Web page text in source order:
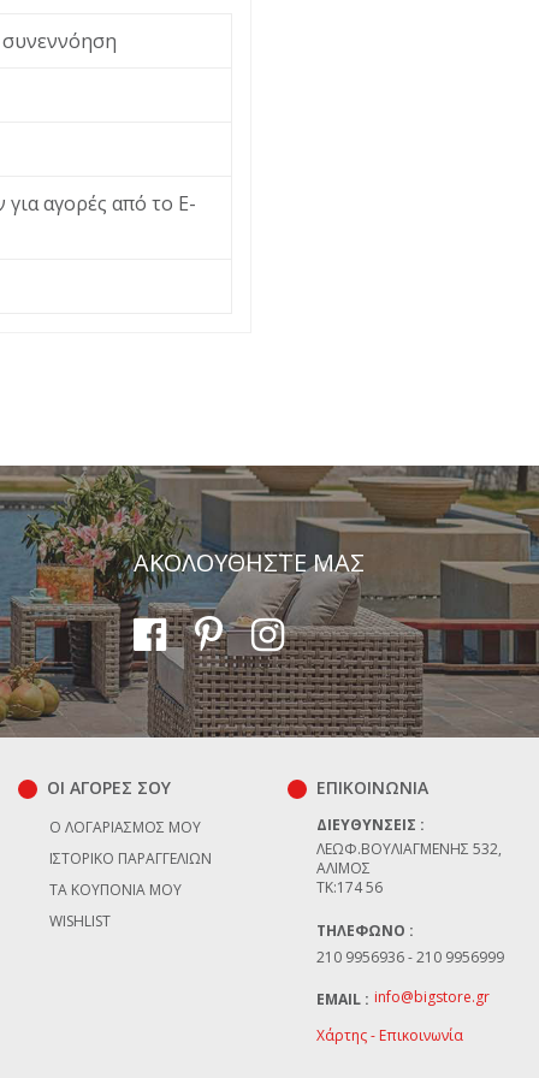
συνεννόηση
αγορές από το Ε-
Αποστολή
ΑΚΟΛΟΥΘΗΣΤΕ ΜΑΣ
ΟΙ ΑΓΟΡΕΣ ΣΟΥ
Ο ΛΟΓΑΡΙΑΣΜΌΣ ΜΟΥ
ΙΣΤΟΡΙΚΌ ΠΑΡΑΓΓΕΛΙΏΝ
ΤΑ ΚΟΥΠΌΝΙΑ ΜΟΥ
WISHLIST
ΕΠΙΚΟΙΝΩΝΊΑ
ΔΙΕΥΘΎΝΣΕΙΣ :
ΛΕΩΦ.ΒΟΥΛΙΑΓΜΈΝΗΣ 532,
ΆΛΙΜΟΣ
TK:174 56
ΤΗΛΈΦΩΝΟ :
210 9956936 - 210 9956999
EMAIL : info@bigstore.gr
Χάρτης - Επικοινωνία